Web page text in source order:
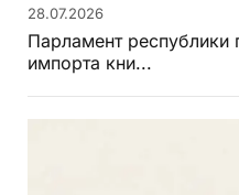
28.07.2026
Парламент республики
импорта кни...